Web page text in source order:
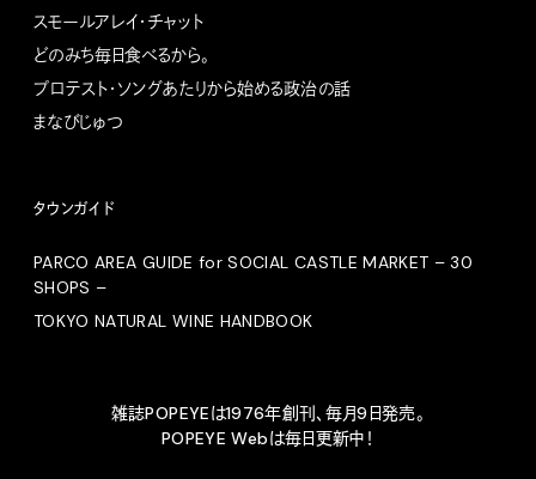
スモールアレイ・チャット
どのみち毎日食べるから。
プロテスト・ソングあたりから始める政治の話
まなびじゅつ
タウンガイド
PARCO AREA GUIDE for SOCIAL CASTLE MARKET – 30
SHOPS –
TOKYO NATURAL WINE HANDBOOK
雑誌POPEYEは1976年創刊、毎月9日発売。
POPEYE Webは毎日更新中！